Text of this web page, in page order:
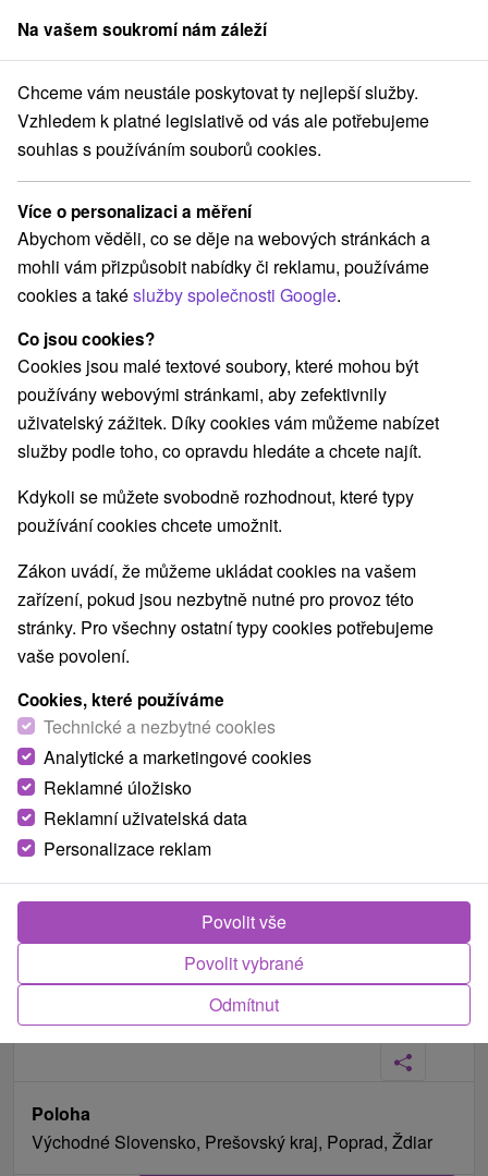
člen skupinySorger
Prešovský kraj Ždiar Mountain resort Penzion River
Mountain resort Penzion River
Ždiar
Rezervace a výběr pobytu
Navigovat do místa
O ZAŘÍZENÍ POBYTY VYBAVENÍ RECENZE
9,6 vynikající ·11 recenzí
Fotografie od zákazníků+13
Poloha
Východné Slovensko, Prešovský kraj, Poprad, Ždiar
Na vašem soukromí nám záleží
Chceme vám neustále poskytovat ty nejlepší služby.
Vzhledem k platné legislativě od vás ale potřebujeme
souhlas s používáním souborů cookies.
Více o personalizaci a měření
Abychom věděli, co se děje na webových stránkách a
mohli vám přizpůsobit nabídky či reklamu, používáme
cookies a takéslužby společnosti Google.
Co jsou cookies?
Cookies jsou malé textové soubory, které mohou být
používány webovými stránkami, aby zefektivnily
uživatelský zážitek. Díky cookies vám můžeme nabízet
služby podle toho, co opravdu hledáte a chcete najít.
Kdykoli se můžete svobodně rozhodnout, které typy
používání cookies chcete umožnit.
Zákon uvádí, že můžeme ukládat cookies na vašem
zařízení, pokud jsou nezbytně nutné pro provoz této
stránky. Pro všechny ostatní typy cookies potřebujeme
vaše povolení.
Cookies, které používáme
Technické a nezbytné cookies
Analytické a marketingové cookies
Reklamné úložisko
Reklamní uživatelská data
Personalizace reklam
Odmítnut
Povolit vybrané
Povolit vše